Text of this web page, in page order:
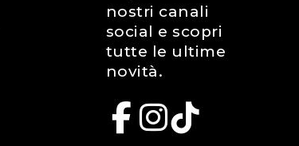
nostri canali
social e scopri
tutte le ultime
novità.